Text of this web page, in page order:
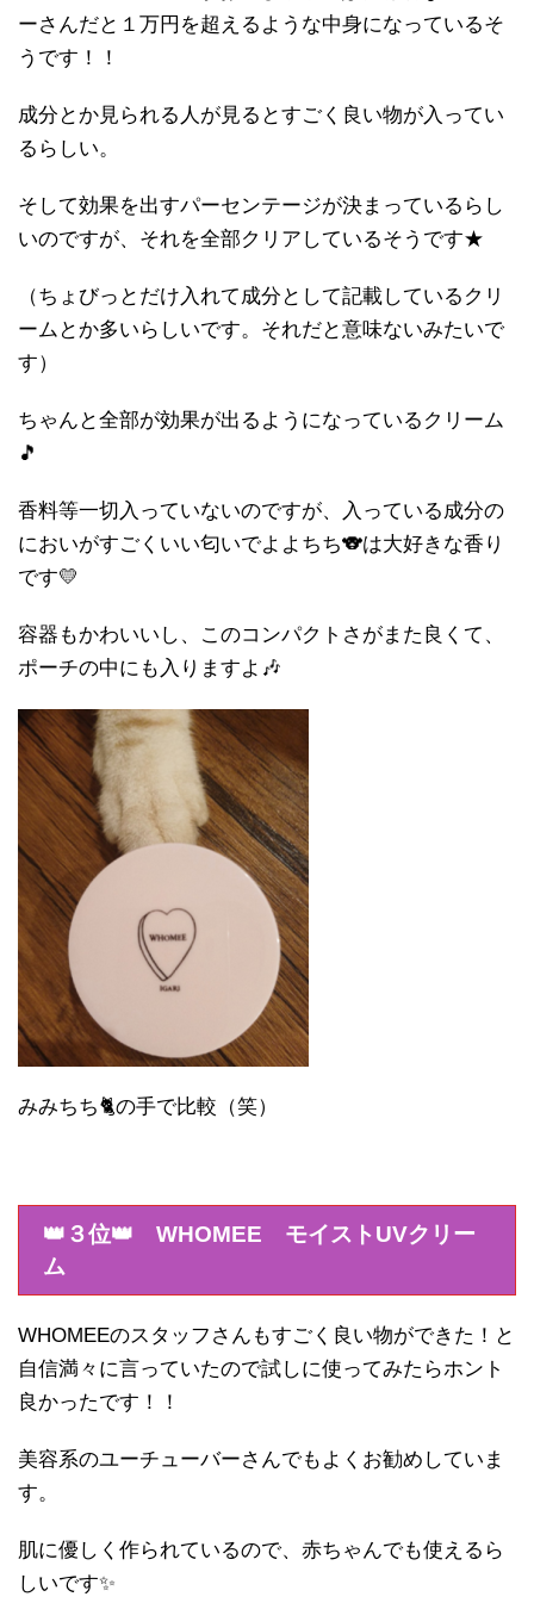
ーさんだと１万円を超えるような中身になっているそ
うです！！
成分とか見られる人が見るとすごく良い物が入ってい
るらしい。
そして効果を出すパーセンテージが決まっているらし
いのですが、それを全部クリアしているそうです★
（ちょびっとだけ入れて成分として記載しているクリ
ームとか多いらしいです。それだと意味ないみたいで
す）
ちゃんと全部が効果が出るようになっているクリーム
🎵
香料等一切入っていないのですが、入っている成分の
においがすごくいい匂いでよよちち🐨は大好きな香り
です💛
容器もかわいいし、このコンパクトさがまた良くて、
ポーチの中にも入りますよ🎶
みみちち🐈の手で比較（笑）
👑３位👑 WHOMEE モイストUVクリー
ム
WHOMEEのスタッフさんもすごく良い物ができた！と
自信満々に言っていたので試しに使ってみたらホント
良かったです！！
美容系のユーチューバーさんでもよくお勧めしていま
す。
肌に優しく作られているので、赤ちゃんでも使えるら
しいです✨